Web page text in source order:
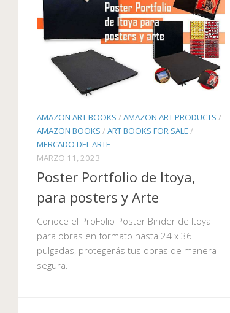
AMAZON ART BOOKS /AMAZON ART PRODUCTS /
AMAZON BOOKS /ART BOOKS FOR SALE /
MERCADO DEL ARTE
MARZO 11, 2023
Poster Portfolio de Itoya,
para posters y Arte
Conoce el ProFolio Poster Binder de Itoya
para obras en formato hasta 24 x 36
pulgadas, protegerás tus obras de manera
segura.